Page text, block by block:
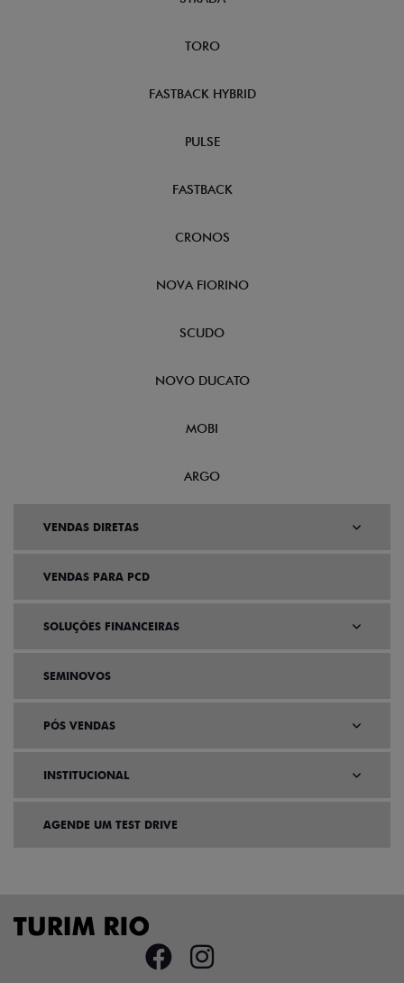
TORO
FASTBACK HYBRID
PULSE
FASTBACK
CRONOS
NOVA FIORINO
SCUDO
NOVO DUCATO
MOBI
ARGO
VENDAS DIRETAS
VENDAS PARA PCD
SOLUÇÕES FINANCEIRAS
SEMINOVOS
PÓS VENDAS
INSTITUCIONAL
AGENDE UM TEST DRIVE